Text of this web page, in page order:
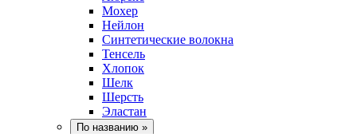
Мохер
Нейлон
Синтетические волокна
Тенсель
Хлопок
Шелк
Шерсть
Эластан
По названию »